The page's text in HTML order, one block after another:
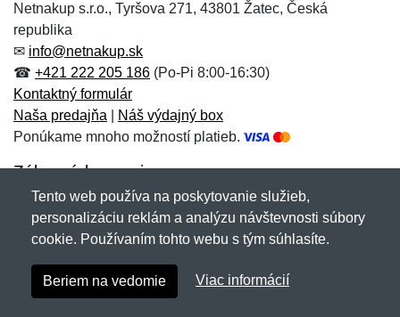
Meno:*
E-mail:
Správa*
E-mail:*
Správa*
Netnakup s.r.o., Tyršova 271, 43801 Žatec, Česká
republika
✉ info@netnakup.sk
☎ +421 222 205 186 (Po-Pi 8:00-16:30)
Kontaktný formulár
Naša predajňa
Náš výdajný box
Ponúkame mnoho možností platieb.
Zákaznícky servis
Novinky emailom
Copyright © 2007-2026 (19 rokov s vami)Netnakup.sk
NetIQ. Všetky práva vyhradené.
Tento web používa na poskytovanie služieb,
personalizáciu reklám a analýzu návštevnosti súbory
cookie. Používaním tohto webu s tým súhlasíte.
Beriem na vedomie Viac informácií